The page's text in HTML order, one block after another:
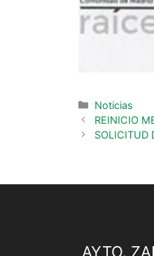
Noticias
REINICIO
SOLICITUD
AYTO.